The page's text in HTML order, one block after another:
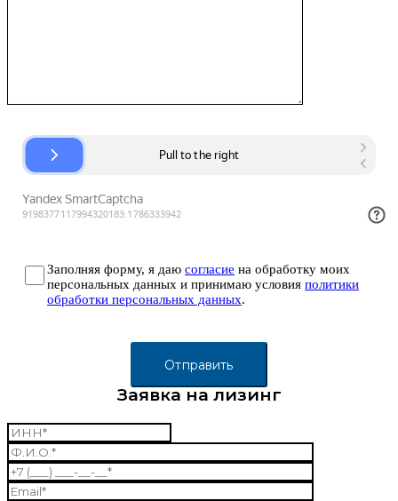
Заполняя форму, я даю согласие на обработку моих
персональных данных и принимаю условия политики
обработки персональных данных.
Заявка на лизинг